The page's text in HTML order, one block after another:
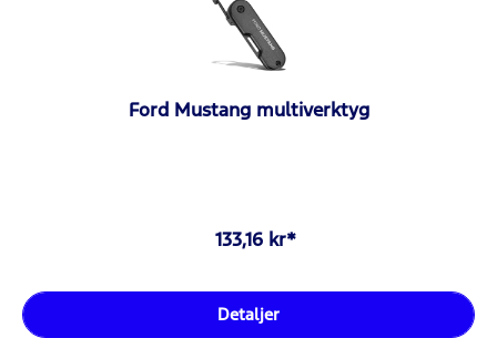
Ford Mustang multiverktyg
133,16 kr*
Detaljer